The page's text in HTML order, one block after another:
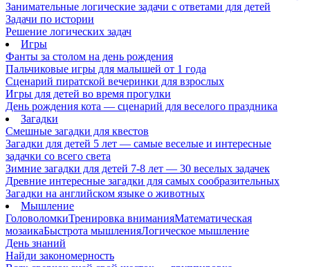
Занимательные логические задачи с ответами для детей
Задачи по истории
Решение логических задач
Игры
Фанты за столом на день рождения
Пальчиковые игры для малышей от 1 года
Сценарий пиратской вечеринки для взрослых
Игры для детей во время прогулки
День рождения кота — сценарий для веселого праздника
Загадки
Смешные загадки для квестов
Загадки для детей 5 лет — самые веселые и интересные
задачки со всего света
Зимние загадки для детей 7-8 лет — 30 веселых задачек
Древние интересные загадки для самых сообразительных
Загадки на английском языке о животных
Мышление
ГоловоломкиТренировка вниманияМатематическая
мозаикаБыстрота мышленияЛогическое мышление
День знаний
Найди закономерность